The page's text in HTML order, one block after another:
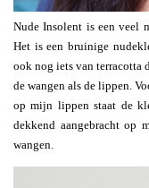
Nude Insolent is een veel
Het is een bruinige
ook nog iets van terracotta
de wangen als de lippen.
op mijn lippen staat de
dekkend aangebracht op
wangen.